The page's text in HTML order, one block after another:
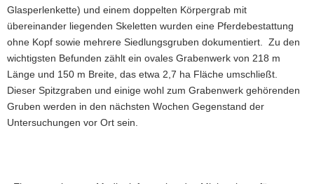
Dr.
Harald
(li.)
erläutern
Staatssekretär
Werner
Körpergrab
aus
Glasperlenkette) und einem doppelten Körpergrab mit
übereinander liegenden Skeletten wurden eine Pferdebestattung
ohne Kopf sowie mehrere Siedlungsgruben dokumentiert. Zu den
wichtigsten Befunden zählt ein ovales Grabenwerk von 218 m
Länge und 150 m Breite, das etwa 2,7 ha Fläche umschließt.
Dieser Spitzgraben und einige wohl zum Grabenwerk gehörenden
Gruben werden in den nächsten Wochen Gegenstand der
Untersuchungen vor Ort sein.